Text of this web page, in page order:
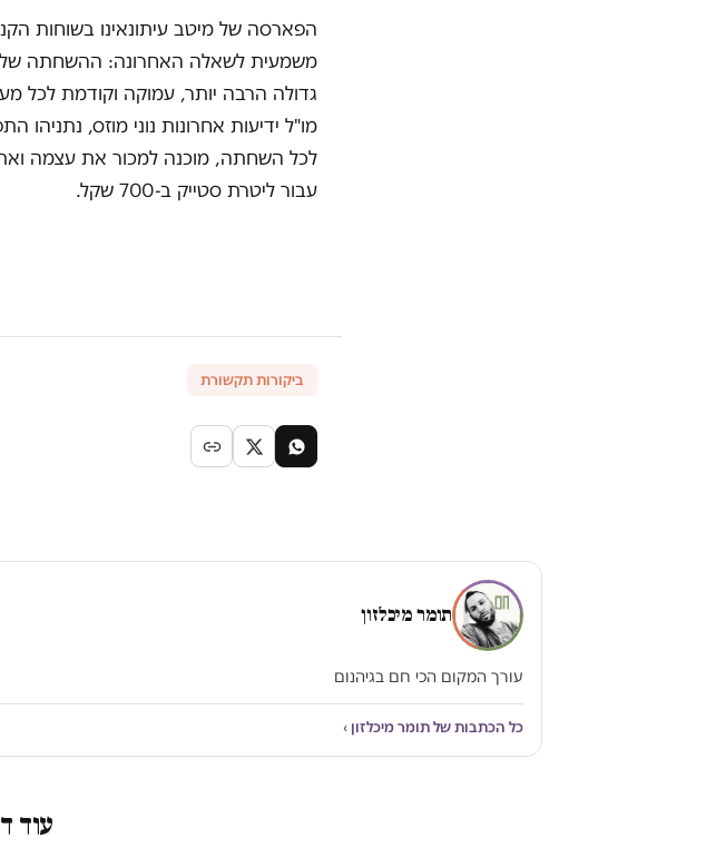
הפארסה של מיטב עיתונאינו בשוחות
משמעית לשאלה האחרונה: ההשחתה של
מו"ל ידיעות אחרונות נוני מוזס,
לכל השחתה, מוכנה למכור את עצמה
עבור ליטרת סטייק ב-700 שקל.
ביקורות תקשורת
תומר מיכלזון
עורך המקום הכי חם בגיהנום
כל הכתבות של תומר מיכלזון ›
עוד